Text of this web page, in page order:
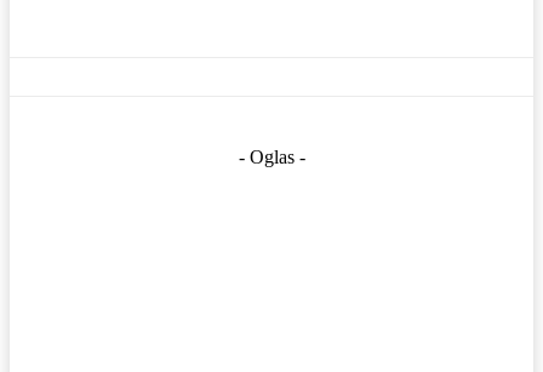
- Oglas -